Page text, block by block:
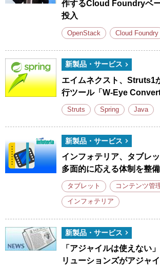
作するCloud Foundryベ
投入
OpenStack Cloud Foundry
新製品・サービス
エイムネクスト、Struts1
行ツール「W-Eye
Struts Spring Java
新製品・サービス
インフォテリア、タブレ
多面的に応える体制を整備
タブレット コンテンツ管
インフォテリア
新製品・サービス
「アジャイルは使えない
リューションズがアジャ